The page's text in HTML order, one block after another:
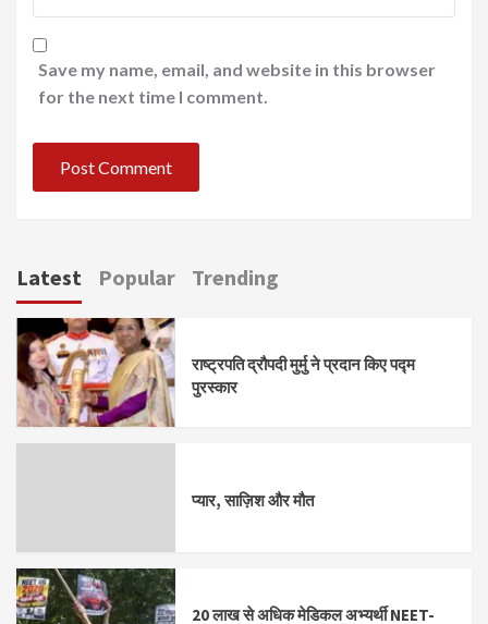
Save my name, email, and website in this browser
for the next time I comment.
Latest Popular Trending
राष्ट्रपति द्रौपदी मुर्मु ने प्रदान किए पद्म
पुरस्कार
प्यार, साज़िश और मौत
20 लाख से अधिक मेडिकल अभ्यर्थी NEET-